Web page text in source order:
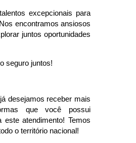
excepcionais para
encontramos ansiosos
juntos oportunidades
seguro juntos!
desejamos receber mais
que você possui
este atendimento! Temos
o território nacional!